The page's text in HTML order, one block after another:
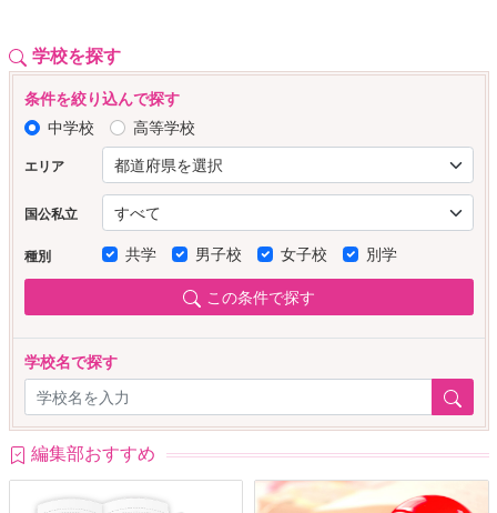
学校を探す
条件を絞り込んで探す
中学校
高等学校
エリア
国公私立
種別 共学 男子校 女子校 別学
この条件で探す
学校名で探す
編集部おすすめ